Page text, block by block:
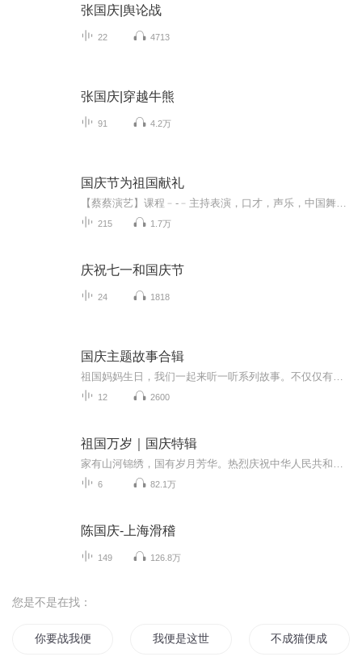
张国庆|舆论战
22 4713
张国庆|穿越牛熊
91 4.2万
国庆节为祖国献礼
215 1.7万
庆祝七一和国庆节
24 1818
国庆主题故事合辑
12 2600
祖国万岁｜国庆特辑
6 82.1万
陈国庆-上海滑稽
149 126.8万
您是不是在找：
你要战我便战 我便是这世界的光 不成猫便成人